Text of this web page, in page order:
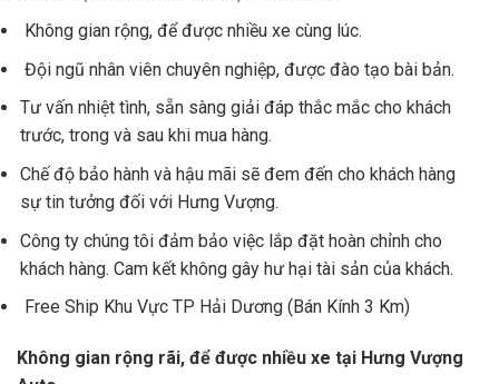
Không gian rộng, để được nhiều xe cùng lúc.
Đội ngũ nhân viên chuyên nghiệp, được đào tạo bài bản.
Tư vấn nhiệt tình, sẵn sàng giải đáp thắc mắc cho khách
trước, trong và sau khi mua hàng.
Chế độ bảo hành và hậu mãi sẽ đem đến cho khách hàng
sự tin tưởng đối với Hưng Vượng.
Công ty chúng tôi đảm bảo việc lắp đặt hoàn chỉnh cho
khách hàng. Cam kết không gây hư hại tài sản của khách.
Free Ship Khu Vực TP Hải Dương (Bán Kính 3 Km)
Không gian rộng rãi, để được nhiều xe tại Hưng Vượng